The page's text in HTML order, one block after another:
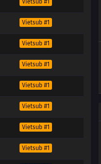
Vietsub #1
Vietsub #1
Vietsub #1
Vietsub #1
Vietsub #1
Vietsub #1
Vietsub #1